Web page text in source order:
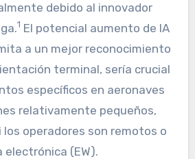
debido al innovador
1 El potencial aumento de IA
a un mejor reconocimiento
terminal, sería crucial
específicos en aeronaves
relativamente pequeños,
operadores son remotos o
(EW).